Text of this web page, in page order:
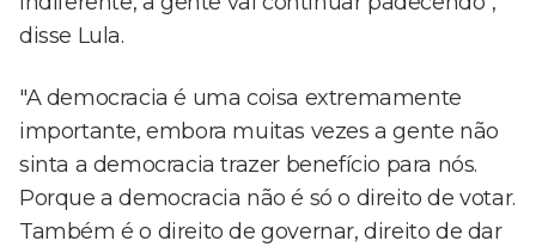
disse Lula.
"A democracia é uma coisa extremamente
importante, embora muitas vezes a gente não
sinta a democracia trazer benefício para nós.
Porque a democracia não é só o direito de votar.
Também é o direito de governar, direito de dar